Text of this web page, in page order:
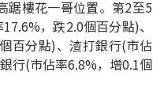
踞樓花一哥位置。第2至5
，跌2.0個百分點)、
百分點)、渣打銀行(市佔
行(巿佔率6.8%，增0.1個